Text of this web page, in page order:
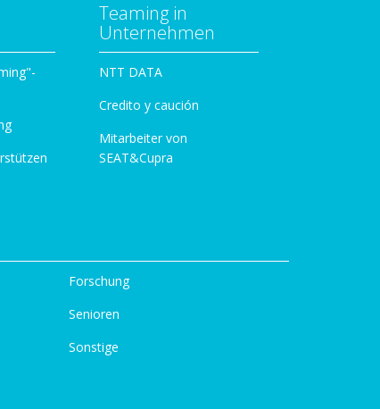
Teaming in
Unternehmen
NTT DATA
Credito y caución
Mitarbeiter von
SEAT&Cupra
Forschung
Senioren
Sonstige